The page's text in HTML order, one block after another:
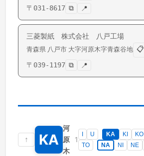
〒 031-8617 ⧉ 📍
三菱製紙 株式会社 八戸工場
青森県 八戸市 大字河原木字青森谷地 📋
〒 039-1197 ⧉ 📍
↑ KA
河
原
木
1
I U KA KI KO
TO
NA NI NE